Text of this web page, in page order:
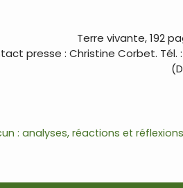
Terre vivante, 192
presse : Christine Corbet. Tél.
: analyses, réactions et réflexions